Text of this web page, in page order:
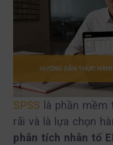
SPSS là phần
rãi và là lựa chọn
phân tích nhân tố